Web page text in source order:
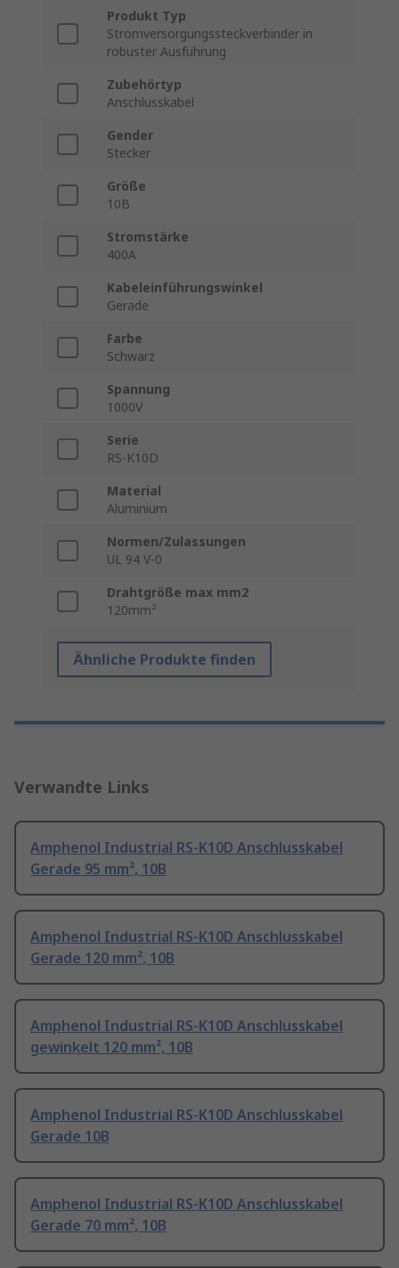
Produkt Typ
Stromversorgungssteckverbinder in
robuster Ausführung
Zubehörtyp
Anschlusskabel
Gender
Stecker
Größe
10B
Stromstärke
400A
Kabeleinführungswinkel
Gerade
Farbe
Schwarz
Spannung
1000V
Serie
RS-K10D
Material
Aluminium
Normen/Zulassungen
UL 94 V-0
Drahtgröße max mm2
120mm²
Ähnliche Produkte finden
Verwandte Links
Amphenol Industrial RS-K10D Anschlusskabel
Gerade 95 mm², 10B
Amphenol Industrial RS-K10D Anschlusskabel
Gerade 120 mm², 10B
Amphenol Industrial RS-K10D Anschlusskabel
gewinkelt 120 mm², 10B
Amphenol Industrial RS-K10D Anschlusskabel
Gerade 10B
Amphenol Industrial RS-K10D Anschlusskabel
Gerade 70 mm², 10B